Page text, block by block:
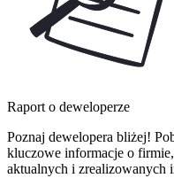
Raport o deweloperze
Poznaj dewelopera bliżej!
kluczowe informacje o
aktualnych i zrealizowanych